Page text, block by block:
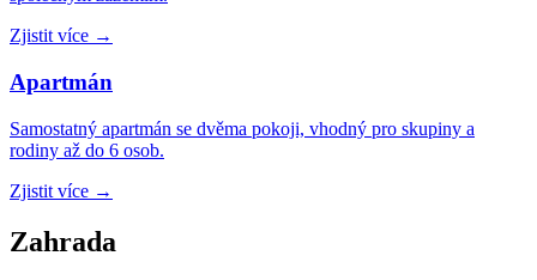
Zjistit více →
Apartmán
Samostatný apartmán se dvěma pokoji, vhodný pro skupiny a
rodiny až do 6 osob.
Zjistit více →
Zahrada